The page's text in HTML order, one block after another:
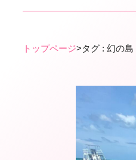
トップページ>タグ : 幻の島